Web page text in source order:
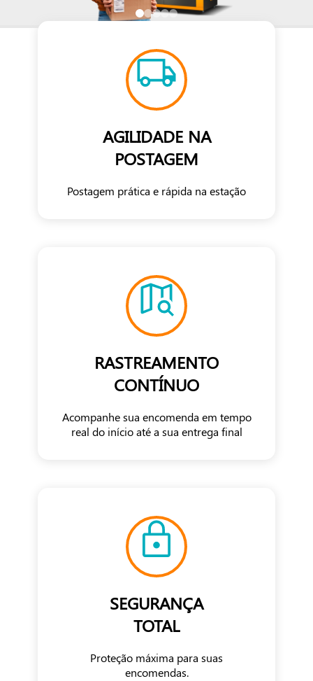
AGILIDADE NA
POSTAGEM
Postagem prática e rápida na estação
RASTREAMENTO
CONTÍNUO
Acompanhe sua encomenda em tempo
real do início até a sua entrega final
SEGURANÇA
TOTAL
Proteção máxima para suas
encomendas.